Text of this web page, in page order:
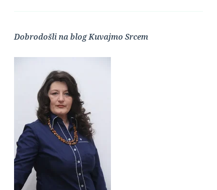
Dobrodošli na blog Kuvajmo Srcem